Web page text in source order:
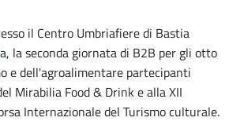
il Centro Umbriafiere di Bastia
la seconda giornata di B2B per gli otto
e dell'agroalimentare partecipanti
Mirabilia Food & Drink e alla XII
Internazionale del Turismo culturale.